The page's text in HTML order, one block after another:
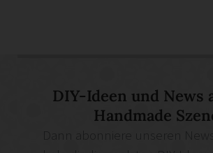
DIY-Ideen und News
Handmade